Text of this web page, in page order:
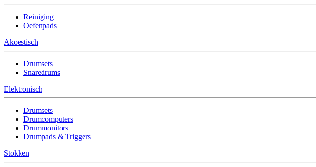
Reiniging
Oefenpads
Akoestisch
Drumsets
Snaredrums
Elektronisch
Drumsets
Drumcomputers
Drummonitors
Drumpads & Triggers
Stokken